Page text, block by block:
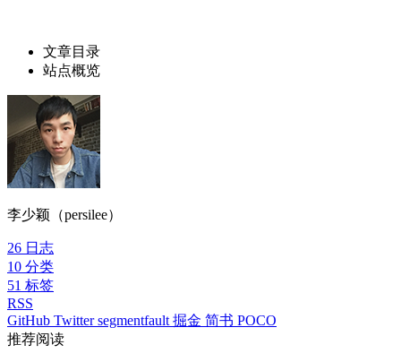
文章目录
站点概览
李少颖（persilee）
26 日志
10 分类
51 标签
RSS
GitHub Twittersegmentfault 掘金 简书 POCO
推荐阅读